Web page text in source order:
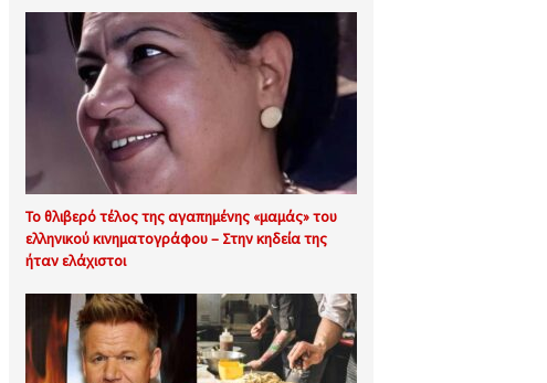
Το θλιβερό τέλος της αγαπημένης «μαμάς» του
ελληνικού κινηματογράφου – Στην κηδεία της
ήταν ελάχιστοι